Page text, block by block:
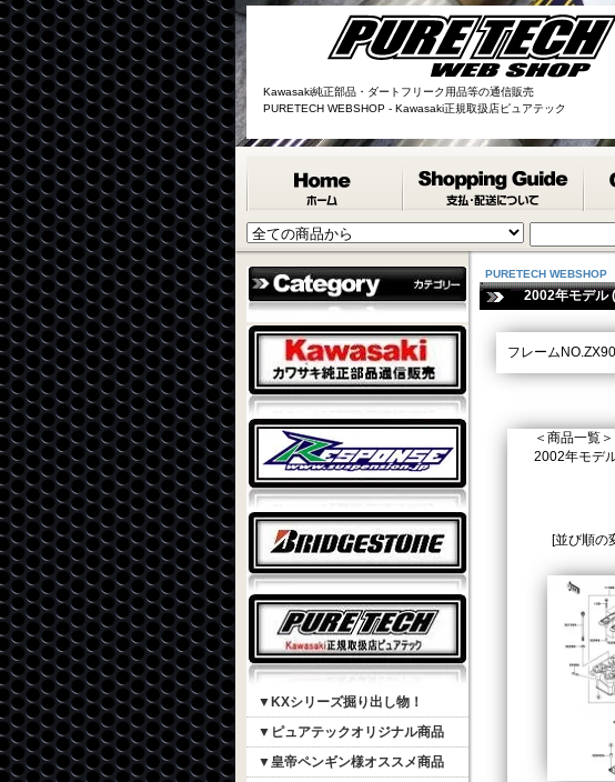
Kawasaki純正部品・ダートフリーク用品等の通信販売
PURETECH WEBSHOP - Kawasaki正規取扱店ピュアテック
▼KXシリーズ掘り出し物！
▼ピュアテックオリジナル商品
▼皇帝ペンギン様オススメ商品
PURETECH WEBSHOP
2002年モデル
フレーム
＜商品一覧＞
2002年モデル
[並び順の